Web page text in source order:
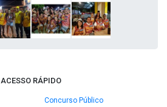
ACESSO RÁPIDO
Concurso Público